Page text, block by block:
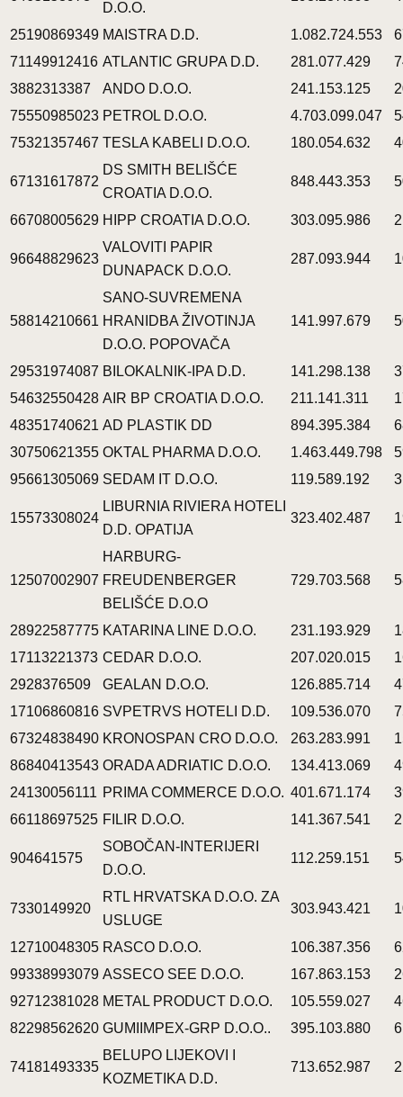
D.O.O.
25190869349 MAISTRA D.D. 1.082.724.553
71149912416 ATLANTIC GRUPA D.D. 281.077.429
3882313387
ANDO D.O.O. 241.153.125
75550985023 PETROL D.O.O. 4.703.099.047
75321357467 TESLA KABELI D.O.O. 180.054.632
67131617872
DS SMITH BELIŠĆE
CROATIA D.O.O.
848.443.353
66708005629 HIPP CROATIA D.O.O. 303.095.986
96648829623
VALOVITI PAPIR
DUNAPACK D.O.O.
287.093.944
58814210661
SANO-SUVREMENA
HRANIDBA ŽIVOTINJA
D.O.O. POPOVAČA
141.997.679
29531974087 BILOKALNIK-IPA D.D. 141.298.138
54632550428 AIR BP CROATIA D.O.O. 211.141.311
48351740621 AD PLASTIK DD 894.395.384
30750621355 OKTAL PHARMA D.O.O. 1.463.449.798
95661305069 SEDAM IT D.O.O. 119.589.192
15573308024
LIBURNIA RIVIERA HOTELI
D.D. OPATIJA
323.402.487
12507002907
HARBURG-
FREUDENBERGER
BELIŠĆE D.O.O
729.703.568
28922587775 KATARINA LINE D.O.O. 231.193.929
17113221373 CEDAR D.O.O. 207.020.015
2928376509
GEALAN D.O.O. 126.885.714
17106860816 SVPETRVS HOTELI D.D. 109.536.070
67324838490 KRONOSPAN CRO D.O.O. 263.283.991
86840413543 ORADA ADRIATIC D.O.O. 134.413.069
24130056111 PRIMA COMMERCE D.O.O. 401.671.174
66118697525 FILIR D.O.O. 141.367.541
904641575
SOBOČAN-INTERIJERI
D.O.O.
112.259.151
7330149920
RTL HRVATSKA D.O.O. ZA
USLUGE
303.943.421
12710048305 RASCO D.O.O. 106.387.356
99338993079 ASSECO SEE D.O.O. 167.863.153
92712381028 METAL PRODUCT D.O.O. 105.559.027
82298562620 GUMIIMPEX-GRP D.O.O.. 395.103.880
74181493335
BELUPO LIJEKOVI I
KOZMETIKA D.D.
713.652.987